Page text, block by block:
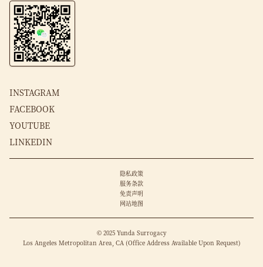
INSTAGRAM
FACEBOOK
YOUTUBE
LINKEDIN
隐私政策
服务条款
免责声明
网站地图
© 2025 Yunda Surrogacy
Los Angeles Metropolitan Area, CA (Office Address Available Upon Request)